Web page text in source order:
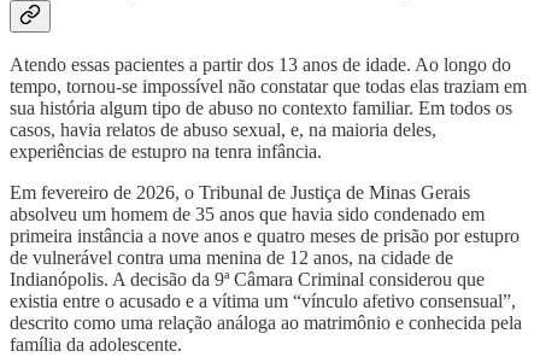
Atendo essas pacientes a partir dos 13 anos de idade. Ao longo do
tempo, tornou-se impossível não constatar que todas elas traziam em
sua história algum tipo de abuso no contexto familiar. Em todos os
casos, havia relatos de abuso sexual, e, na maioria deles,
experiências de estupro na tenra infância.
Em fevereiro de 2026, o Tribunal de Justiça de Minas Gerais
absolveu um homem de 35 anos que havia sido condenado em
primeira instância a nove anos e quatro meses de prisão por estupro
de vulnerável contra uma menina de 12 anos, na cidade de
Indianópolis. A decisão da 9ª Câmara Criminal considerou que
existia entre o acusado e a vítima um “vínculo afetivo consensual”,
descrito como uma relação análoga ao matrimônio e conhecida pela
família da adolescente.